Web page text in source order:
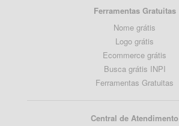
Ferramentas Gratuitas
Nome grátis
Logo grátis
Ecommerce grátis
Busca grátis INPI
Ferramentas Gratuitas
Central de Atendimento